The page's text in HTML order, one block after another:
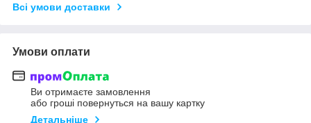
Всі умови доставки
Умови оплати
Ви отримаєте замовлення
або гроші повернуться на вашу картку
Детальніше